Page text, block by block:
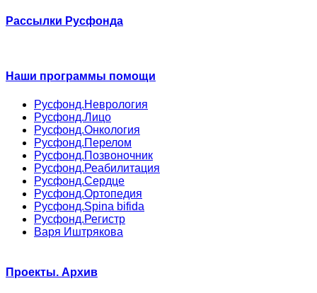
Рассылки Русфонда
Наши программы помощи
Русфонд.Неврология
Русфонд.Лицо
Русфонд.Онкология
Русфонд.Перелом
Русфонд.Позвоночник
Русфонд.Реабилитация
Русфонд.Сердце
Русфонд.Ортопедия
Русфонд.Spina bifida
Русфонд.Регистр
Варя Иштрякова
Проекты. Архив